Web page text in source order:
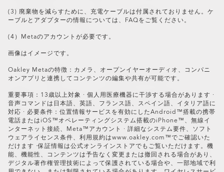
Oakley Meta HSTN Replacement Lens
¥28,600
(3) 廃棄物を減らすために、充電ケーブルは付属されておりません。ケ
ーブルとアダプターの情報については、FAQをご覧ください。
(4）Metaのアカウントが必要です。
画像はイメージです。
Oakley Metaの特徴：カメラ、オープンイヤーオーディオ、コンパニ
オンアプリと連携してコンテンツの編集や共有が可能です。
重要事項：13歳以上対象 · 個人用医療機器に干渉する場合があります ·
音声コマンドは日本語、英語、フランス語、スペイン語、イタリア語に
対応 · 必要条件：位置情報サービスを有効にしたAndroid™搭載の携帯
電話またはiOS™オペレーティングシステム搭載のiPhone™、無線イ
ンターネット接続、Meta™アカウント · 詳細なシステム要件、ソフト
ウェアライセンス条件、利用規約はwww.oakley.com™でご確認いた
だけます ·保証情報は公式オンラインストアでもご覧いただけます。機
能、機能性、コンテンツは予告なく変更または撤回される場合があり、
デジタル著作権管理技術によって保護されている場合や、一部地域で利